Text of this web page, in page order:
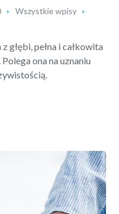
Wszystkie wpisy
głębi, pełna i całkowita
ona na uznaniu